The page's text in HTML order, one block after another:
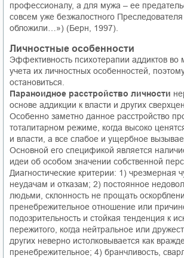
профессионалу, а для мужа – ее
совсем уже безжалостного
обложили…») (Берн, 1997).
Личностные особенности
Эффективность психотерапии аддиктов во
учета их личностных особенностей,
остановиться.
Параноидное расстройство личности
основе аддикции к власти и других
Особенно заметно данное расстройство
тоталитарном режиме, когда высоко
и власти, а все слабое и ущербное
Основной его спецификой является
идеи об особом значении собственной
Диагностические критерии: 1) чрезмерная
неудачам и отказам; 2) постоянное
людьми, склонность не прощать
пренебрежительное отношение или
подозрительность и стойкая тенденция к
пережитого, когда нейтральное или
других неверно истолковывается как
пренебрежительное; 4) бранчливость,